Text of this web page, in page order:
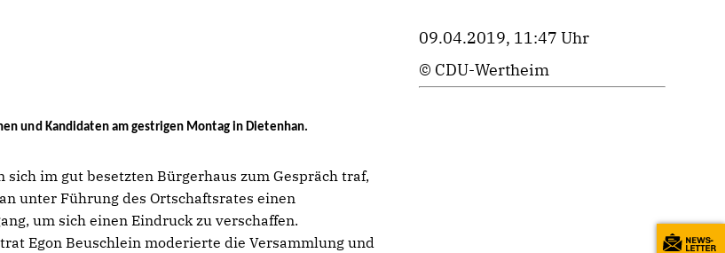
und Kandidaten am gestrigen Montag in Dietenhan.
sich im gut besetzten Bürgerhaus zum Gespräch traf,
unter Führung des Ortschaftsrates einen
um sich einen Eindruck zu verschaffen.
Egon Beuschlein moderierte die Versammlung und
09.04.2019, 11:47 Uhr
© CDU-Wertheim